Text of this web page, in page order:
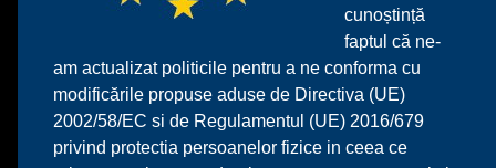
cunoștință
faptul că ne-
am actualizat politicile pentru a ne conforma cu
modificările propuse aduse de Directiva (UE)
2002/58/EC si de Regulamentul (UE) 2016/679
privind protectia persoanelor fizice in ceea ce